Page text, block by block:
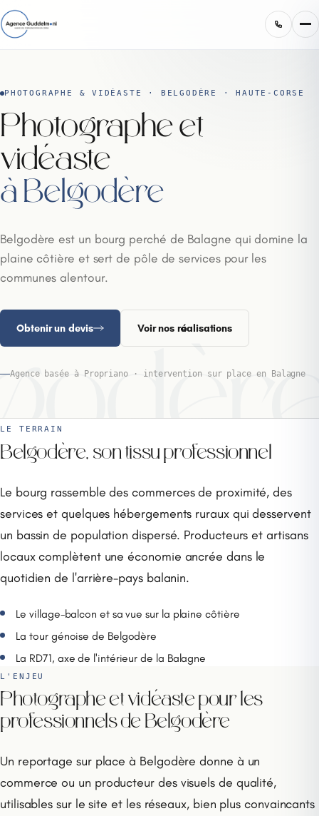
PHOTOGRAPHE & VIDÉASTE · BELGODÈRE · HAUTE-CORSE
Photographe et
vidéaste
à Belgodère
Belgodère est un bourg perché de Balagne qui domine la
plaine côtière et sert de pôle de services pour les
communes alentour.
Obtenir un devis Voir nos réalisations
Agence basée à Propriano · intervention sur place en Balagne
LE TERRAIN
Belgodère, son tissu professionnel
Le bourg rassemble des commerces de proximité, des
services et quelques hébergements ruraux qui desservent
un bassin de population dispersé. Producteurs et artisans
locaux complètent une économie ancrée dans le
quotidien de l'arrière-pays balanin.
Le village-balcon et sa vue sur la plaine côtière
La tour génoise de Belgodère
La RD71, axe de l'intérieur de la Balagne
L'ENJEU
Photographe et vidéaste pour les
professionnels de Belgodère
Un reportage sur place à Belgodère donne à un
commerce ou un producteur des visuels de qualité,
utilisables sur le site et les réseaux, bien plus convaincants